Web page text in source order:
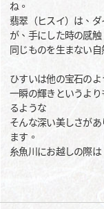
ね。
翡翠（ヒスイ）は、
が、手にした時の感
同じものを生まない
ひすいは他の宝石の
一瞬の輝きというよ
るような
そんな深い美しさが
ます。
糸魚川にお越しの際